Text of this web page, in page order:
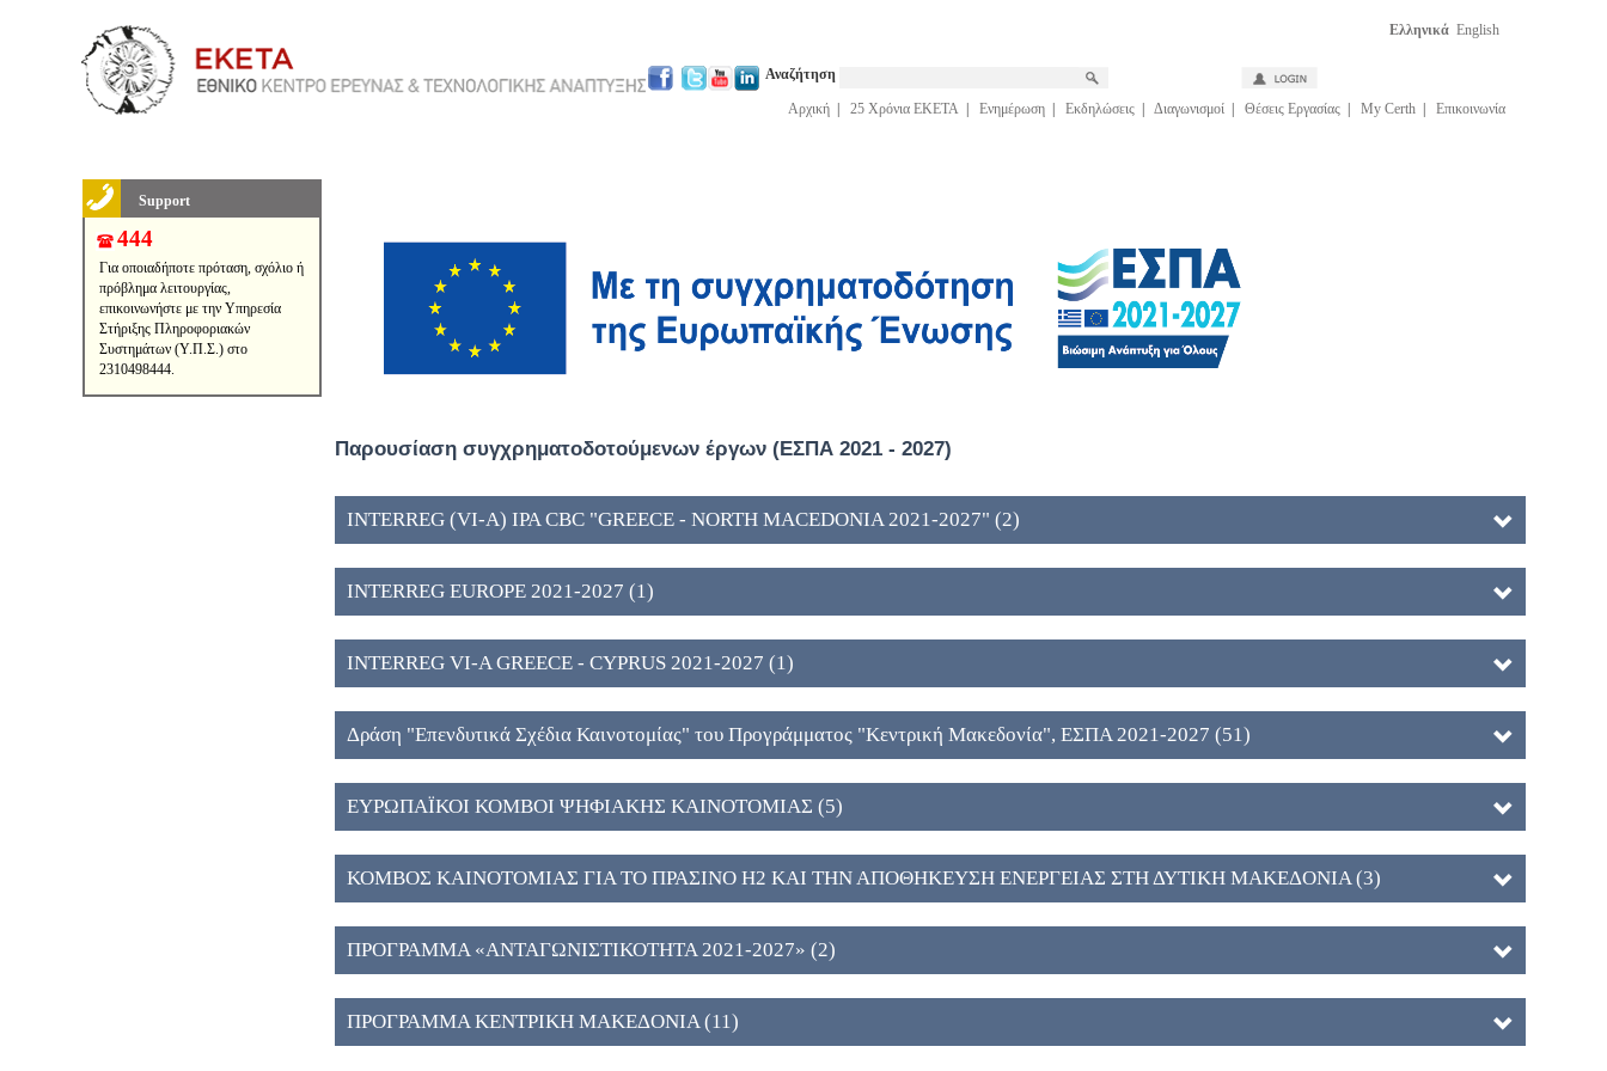
Ελληνικά English
Αναζήτηση
Αρχική| 25 Χρόνια ΕΚΕΤΑ| Ενημέρωση| Εκδηλώσεις| Διαγωνισμοί| Θέσεις Εργασίας| My Certh| Επικοινωνία
Support
444
Για οποιαδήποτε πρόταση, σχόλιο ή
πρόβλημα λειτουργίας,
επικοινωνήστε με την Υπηρεσία
Στήριξης Πληροφοριακών
Συστημάτων (Υ.Π.Σ.) στο
2310498444.
Παρουσίαση συγχρηματοδοτούμενων έργων (ΕΣΠΑ 2021 - 2027)
INTERREG (VI-A) IPA CBC "GREECE - NORTH MACEDONIA 2021-2027" (2)
INTERREG EUROPE 2021-2027 (1)
INTERREG VI-A GREECE - CYPRUS 2021-2027 (1)
Δράση "Eπενδυτικά Σχέδια Καινοτομίας" του Προγράμματος "Κεντρική Μακεδονία", ΕΣΠΑ 2021-2027 (51)
ΕΥΡΩΠΑΪΚΟΙ ΚΟΜΒΟΙ ΨΗΦΙΑΚΗΣ ΚΑΙΝΟΤΟΜΙΑΣ (5)
ΚΟΜΒΟΣ ΚΑΙΝΟΤΟΜΙΑΣ ΓΙΑ ΤΟ ΠΡΑΣΙΝΟ Η2 ΚΑΙ ΤΗΝ ΑΠΟΘΗΚΕΥΣΗ ΕΝΕΡΓΕΙΑΣ ΣΤΗ ΔΥΤΙΚΗ ΜΑΚΕΔΟΝΙΑ (3)
ΠΡΟΓΡΑΜΜΑ «ΑΝΤΑΓΩΝΙΣΤΙΚΟΤΗΤΑ 2021-2027» (2)
ΠΡΟΓΡΑΜΜΑ ΚΕΝΤΡΙΚΗ ΜΑΚΕΔΟΝΙΑ (11)